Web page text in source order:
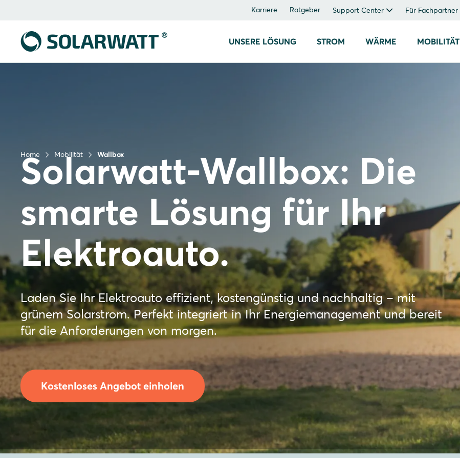
Karriere Ratgeber Support Center Für Fachpartner
UNSERE LÖSUNG STROM WÄRME MOBILITÄT
Home Mobilität Wallbox
Solarwatt-Wallbox: Die
smarte Lösung für Ihr
Elektroauto.
Laden Sie Ihr Elektroauto effizient, kostengünstig und nachhaltig – mit
grünem Solarstrom. Perfekt integriert in Ihr Energiemanagement und bereit
für die Anforderungen von morgen.
Kostenloses Angebot einholen